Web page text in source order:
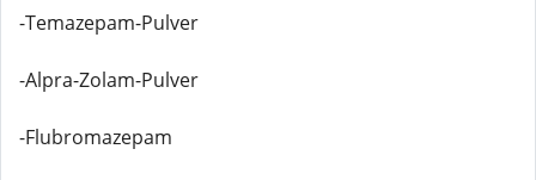
-Temazepam-Pulver
-Alpra-Zolam-Pulver
-Flubromazepam